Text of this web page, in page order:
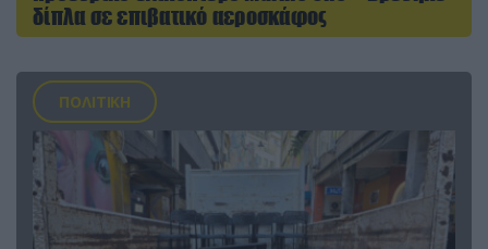
δίπλα σε επιβατικό αεροσκάφος
ΠΟΛΙΤΙΚΗ